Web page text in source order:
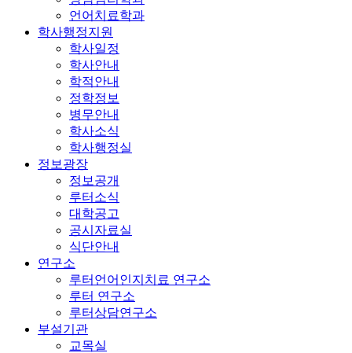
언어치료학과
학사행정지원
학사일정
학사안내
학적안내
정학정보
병무안내
학사소식
학사행정실
정보광장
정보공개
루터소식
대학공고
공시자료실
식단안내
연구소
루터언어인지치료 연구소
루터 연구소
루터상담연구소
부설기관
교목실